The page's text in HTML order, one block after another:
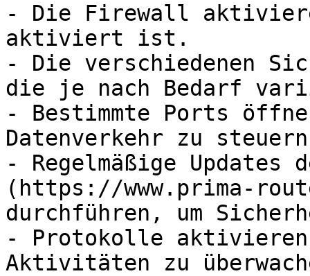
- Die Firewall
aktiviert ist.
- Die verschiedenen
die je nach Bedarf
- Bestimmte Ports
Datenverkehr zu
- Regelmäßige Updates
(https://www.prima-
durchführen, um
- Protokolle
Aktivitäten zu